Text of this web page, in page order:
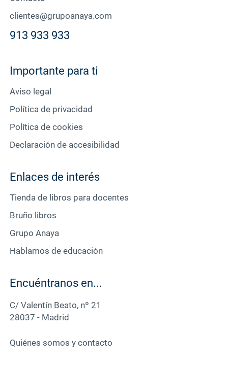
clientes@grupoanaya.com
913 933 933
Importante para ti
Aviso legal
Política de privacidad
Política de cookies
Declaración de accesibilidad
Enlaces de interés
Tienda de libros para docentes
Bruño libros
Grupo Anaya
Hablamos de educación
Encuéntranos en...
C/ Valentín Beato, nº 21
28037 - Madrid
Quiénes somos y contacto